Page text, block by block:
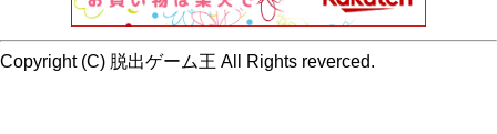
Copyright (C) 脱出ゲーム王 All Rights reverced.